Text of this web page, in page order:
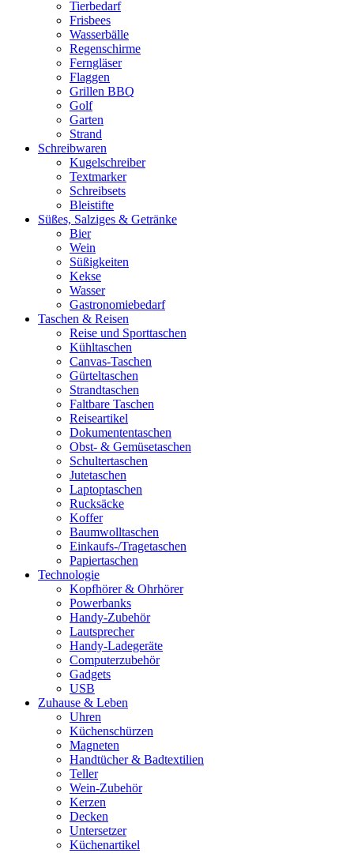
Tierbedarf
Frisbees
Wasserbälle
Regenschirme
Ferngläser
Flaggen
Grillen BBQ
Golf
Garten
Strand
Schreibwaren
Kugelschreiber
Textmarker
Schreibsets
Bleistifte
Süßes, Salziges & Getränke
Bier
Wein
Süßigkeiten
Kekse
Wasser
Gastronomiebedarf
Taschen & Reisen
Reise und Sporttaschen
Kühltaschen
Canvas-Taschen
Gürteltaschen
Strandtaschen
Faltbare Taschen
Reiseartikel
Dokumententaschen
Obst- & Gemüsetaschen
Schultertaschen
Jutetaschen
Laptoptaschen
Rucksäcke
Koffer
Baumwolltaschen
Einkaufs-/Tragetaschen
Papiertaschen
Technologie
Kopfhörer & Ohrhörer
Powerbanks
Handy-Zubehör
Lautsprecher
Handy-Ladegeräte
Computerzubehör
Gadgets
USB
Zuhause & Leben
Uhren
Küchenschürzen
Magneten
Handtücher & Badtextilien
Teller
Wein-Zubehör
Kerzen
Decken
Untersetzer
Küchenartikel